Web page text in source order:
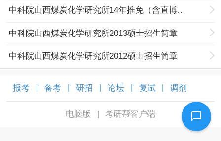
中科院山西煤炭化学研究所14年推免（含直博生）招生简章
中科院山西煤炭化学研究所2013硕士招生简章
中科院山西煤炭化学研究所2012硕士招生简章
报考 备考 研招 论坛 复试 调剂
电脑版 考研帮客户端